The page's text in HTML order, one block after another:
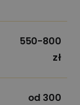
550-800
zł
od 300